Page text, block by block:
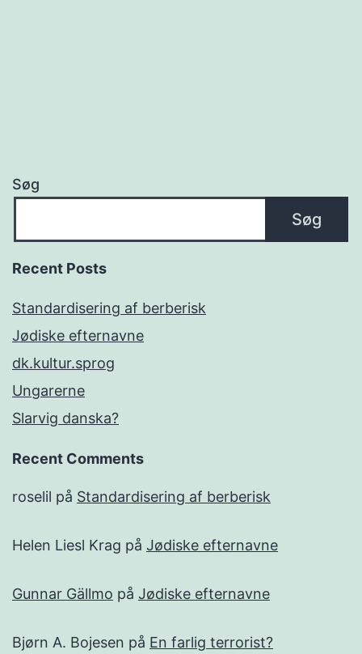
Søg
Søg
Recent Posts
Standardisering af berberisk
Jødiske efternavne
dk.kultur.sprog
Ungarerne
Slarvig danska?
Recent Comments
roselil på Standardisering af berberisk
Helen Liesl Krag på Jødiske efternavne
Gunnar Gällmo på Jødiske efternavne
Bjørn A. Bojesen på En farlig terrorist?